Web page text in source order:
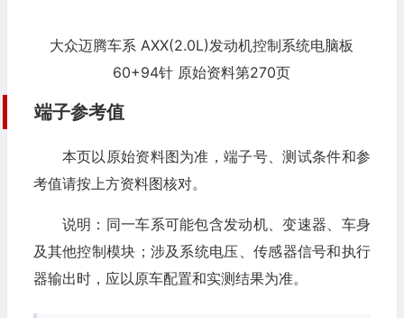
大众迈腾车系 AXX(2.0L)发动机控制系统电脑板
60+94针 原始资料第270页
端子参考值
本页以原始资料图为准，端子号、测试条件和参
考值请按上方资料图核对。
说明：同一车系可能包含发动机、变速器、车身
及其他控制模块；涉及系统电压、传感器信号和执行
器输出时，应以原车配置和实测结果为准。